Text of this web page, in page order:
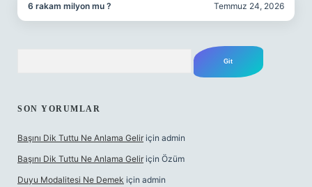
6 rakam milyon mu ? Temmuz 24, 2026
SON YORUMLAR
Başını Dik Tuttu Ne Anlama Gelir için admin
Başını Dik Tuttu Ne Anlama Gelir için Özüm
Duyu Modalitesi Ne Demek için admin